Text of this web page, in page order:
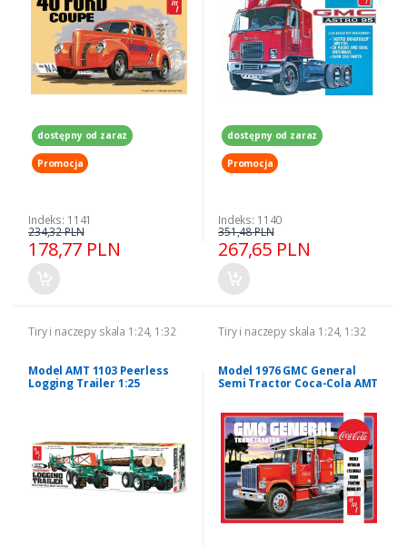
dostępny od zaraz
Promocja
Indeks: 1141
178,77 PLN
234,32 PLN
dostępny od zaraz
Promocja
Indeks: 1140
267,65 PLN
351,48 PLN
Tiry i naczepy skala 1:24, 1:32
Model AMT 1103 Peerless
Logging Trailer 1:25
Tiry i naczepy skala 1:24, 1:32
Model 1976 GMC General
Semi Tractor Coca-Cola AMT